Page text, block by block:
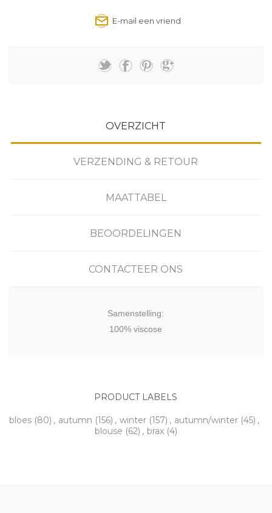
OVERZICHT
VERZENDING & RETOUR
MAATTABEL
BEOORDELINGEN
CONTACTEER ONS
Samenstelling:
100% viscose
PRODUCT LABELS
bloes (80) , autumn (156) , winter (157) , autumn/winter (45) ,
blouse (62) , brax (4)